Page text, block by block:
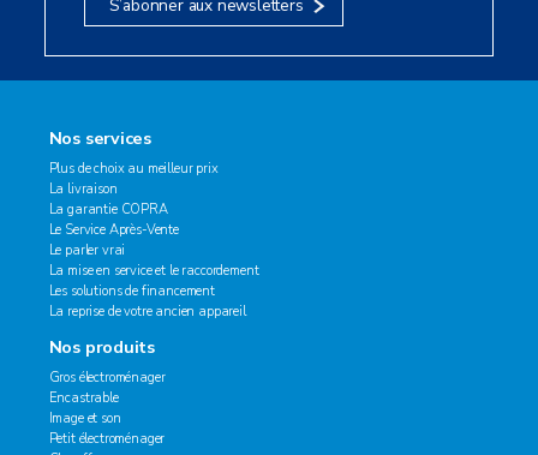
S’abonner aux newsletters
Nos services
Plus de choix au meilleur prix
La livraison
La garantie COPRA
Le Service Après-Vente
Le parler vrai
La mise en service et le raccordement
Les solutions de financement
La reprise de votre ancien appareil
Nos produits
Gros électroménager
Encastrable
Image et son
Petit électroménager